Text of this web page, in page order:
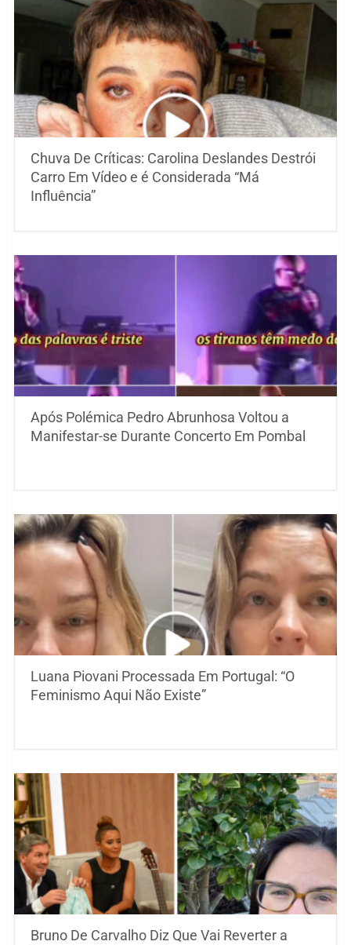
Chuva De Críticas: Carolina Deslandes Destrói
Carro Em Vídeo e é Considerada “Má
Influência”
Após Polémica Pedro Abrunhosa Voltou a
Manifestar-se Durante Concerto Em Pombal
Luana Piovani Processada Em Portugal: “O
Feminismo Aqui Não Existe”
Bruno De Carvalho Diz Que Vai Reverter a